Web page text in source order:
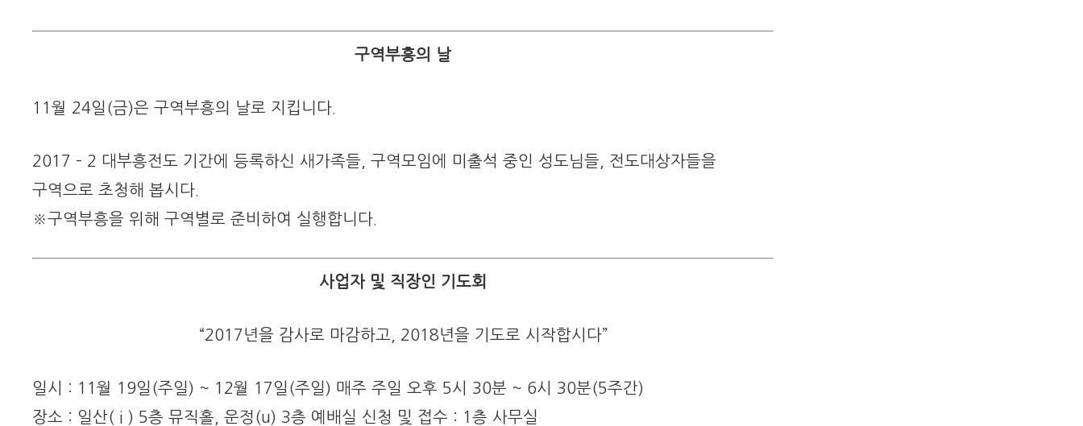
구역부흥의 날
11월 24일(금)은 구역부흥의 날로 지킵니다.
2017 – 2 대부흥전도 기간에 등록하신 새가족들, 구역모임에 미출석 중인 성도님들, 전도대상자들을
구역으로 초청해 봅시다.
※구역부흥을 위해 구역별로 준비하여 실행합니다.
사업자 및 직장인 기도회
“2017년을 감사로 마감하고, 2018년을 기도로 시작합시다”
일시 : 11월 19일(주일) ~ 12월 17일(주일) 매주 주일 오후 5시 30분 ~ 6시 30분(5주간)
장소 : 일산( i ) 5층 뮤직홀, 운정(u) 3층 예배실 신청 및 접수 : 1층 사무실